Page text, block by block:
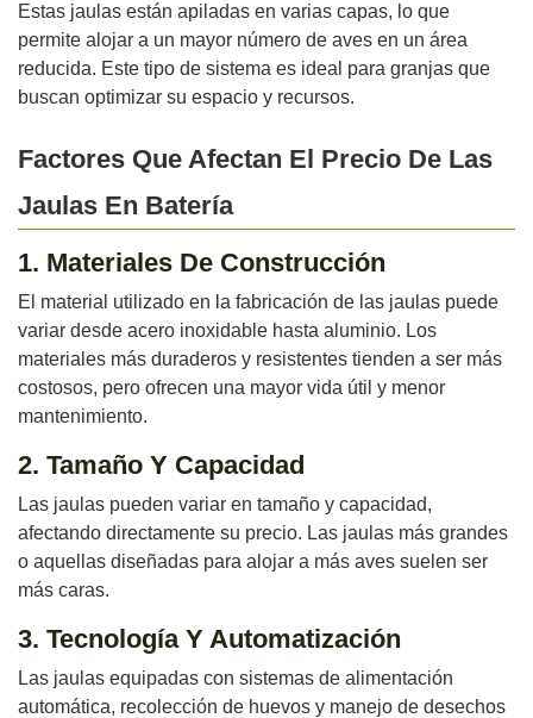
Estas jaulas están apiladas en varias capas, lo que
permite alojar a un mayor número de aves en un área
reducida. Este tipo de sistema es ideal para granjas que
buscan optimizar su espacio y recursos.
Factores Que Afectan El Precio De Las
Jaulas En Batería
1. Materiales De Construcción
El material utilizado en la fabricación de las jaulas puede
variar desde acero inoxidable hasta aluminio. Los
materiales más duraderos y resistentes tienden a ser más
costosos, pero ofrecen una mayor vida útil y menor
mantenimiento.
2. Tamaño Y Capacidad
Las jaulas pueden variar en tamaño y capacidad,
afectando directamente su precio. Las jaulas más grandes
o aquellas diseñadas para alojar a más aves suelen ser
más caras.
3. Tecnología Y Automatización
Las jaulas equipadas con sistemas de alimentación
automática, recolección de huevos y manejo de desechos